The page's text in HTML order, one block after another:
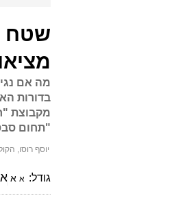
מקבוצת
"תחום
יוסף רוסו,
גודל: א א א